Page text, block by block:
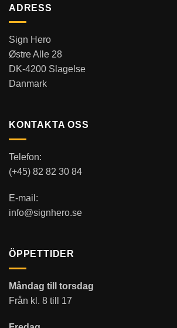
ADRESS
Sign Hero
Østre Alle 28
DK-4200 Slagelse
Danmark
KONTAKTA OSS
Telefon:
(+45) 82 82 30 84
E-mail:
info@signhero.se
ÖPPETTIDER
Måndag till torsdag
Från kl. 8 till 17